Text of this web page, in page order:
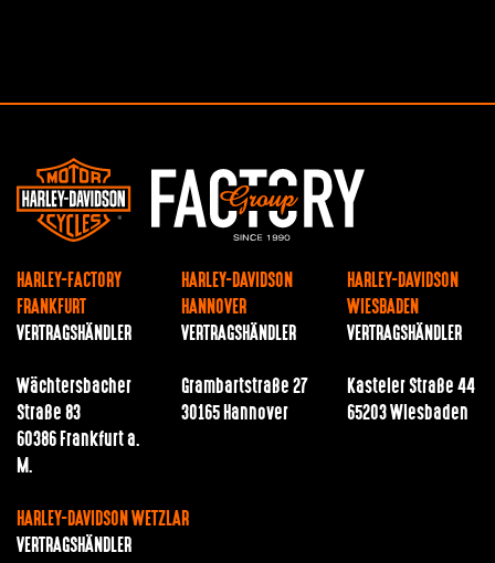
HARLEY-FACTORY
FRANKFURT
VERTRAGSHÄNDLER
Wächtersbacher
Straße 83
60386 Frankfurt a.
M.
HARLEY-DAVIDSON
HANNOVER
VERTRAGSHÄNDLER
Grambartstraße 27
30165 Hannover
HARLEY-DAVIDSON
WIESBADEN
VERTRAGSHÄNDLER
Kasteler Straße 44
65203 Wiesbaden
HARLEY-DAVIDSON WETZLAR
VERTRAGSHÄNDLER